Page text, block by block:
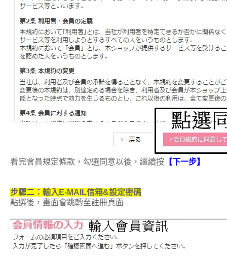
看完會員規定條款，勾選同意以後，繼續按 【下一步】
步驟二：輸入E-MAIL信箱&設定密碼
點選後，畫面會跳轉至註冊頁面